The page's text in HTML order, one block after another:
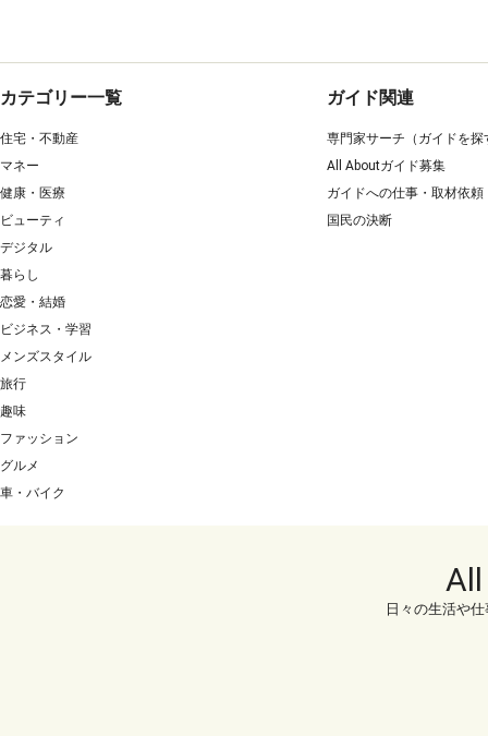
カテゴリー一覧
住宅・不動産
マネー
健康・医療
ビューティ
デジタル
暮らし
恋愛・結婚
ビジネス・学習
メンズスタイル
旅行
趣味
ファッション
グルメ
車・バイク
ガイド関連
専門家サーチ（ガイドを探
All Aboutガイド募集
ガイドへの仕事・取材依頼
国民の決断
日々の生活や